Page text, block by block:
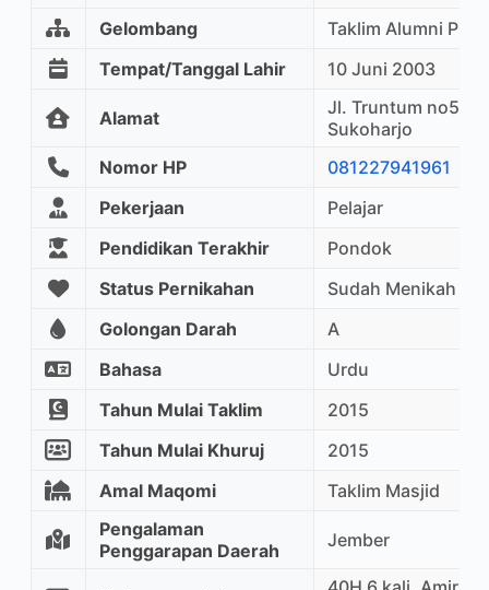
Gelombang
Taklim Alumni PQ
Tempat/Tanggal Lahir
10 Juni 2003
Alamat
Jl. Truntum no5,
Sukoharjo
Nomor HP
081227941961
Pekerjaan
Pelajar
Pendidikan Terakhir
Pondok
Status Pernikahan
Sudah Menikah
Golongan Darah
A
Bahasa
Urdu
Tahun Mulai Taklim
2015
Tahun Mulai Khuruj
2015
Amal Maqomi
Taklim Masjid
Pengalaman
Penggarapan Daerah
Jember